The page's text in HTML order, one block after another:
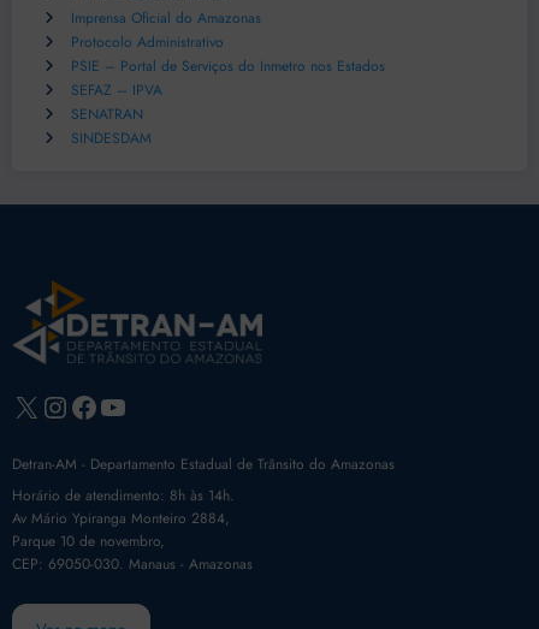
Imprensa Oficial do Amazonas
Protocolo Administrativo
PSIE – Portal de Serviços do Inmetro nos Estados
SEFAZ – IPVA
SENATRAN
SINDESDAM
X Instagram
Facebook
Youtube
Detran-AM - Departamento Estadual de Trânsito do Amazonas
Horário de atendimento: 8h às 14h.
Av Mário Ypiranga Monteiro 2884,
Parque 10 de novembro,
CEP: 69050-030. Manaus - Amazonas